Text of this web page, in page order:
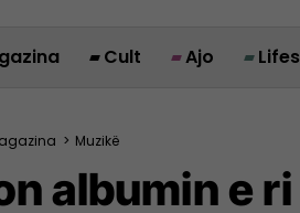
Cult Ajo
> Muzikë
albumin e